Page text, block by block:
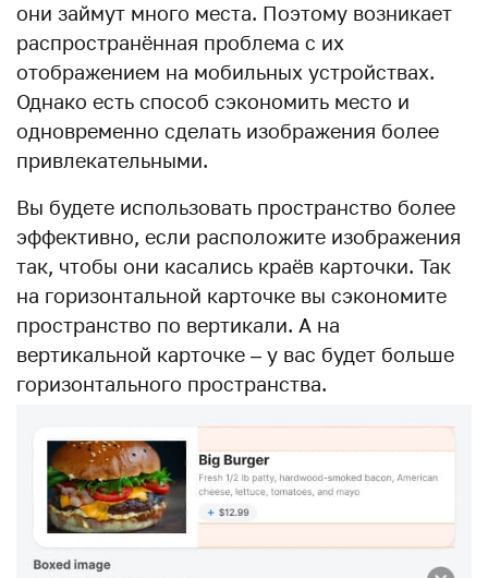
они займут много места. Поэтому возникает
распространённая проблема с их
отображением на мобильных устройствах.
Однако есть способ сэкономить место и
одновременно сделать изображения более
привлекательными.
Вы будете использовать пространство более
эффективно, если расположите изображения
так, чтобы они касались краёв карточки. Так
на горизонтальной карточке вы сэкономите
пространство по вертикали. А на
вертикальной карточке – у вас будет больше
горизонтального пространства.